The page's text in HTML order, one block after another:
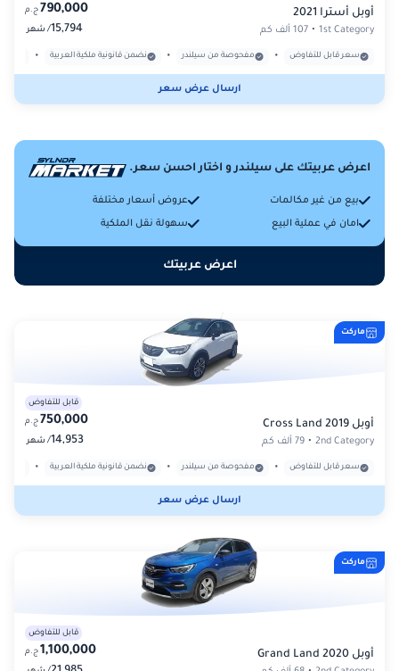
أوبل أسترا 2021
1st Category
• 107 ألف كم
790,000 ج.م
15,794
/ شهر
سعر قابل للتفاوض • مفحوصة من سيلندر • نضمن قانونية ملكية العربية •
ارسال عرض سعر
اعرض عربيتك على سيلندر و اختار احسن سعر.
بيع من غير مكالمات عروض أسعار مختلفة
امان في عملية البيع سهولة نقل الملكية
اعرض عربيتك
ماركت
أوبل Cross Land 2019
2nd Category
• 79 ألف كم
قابل للتفاوض
750,000 ج.م
14,953
/ شهر
سعر قابل للتفاوض • مفحوصة من سيلندر • نضمن قانونية ملكية العربية •
ارسال عرض سعر
ماركت
أوبل Grand Land 2020
قابل للتفاوض
1,100,000 ج.م